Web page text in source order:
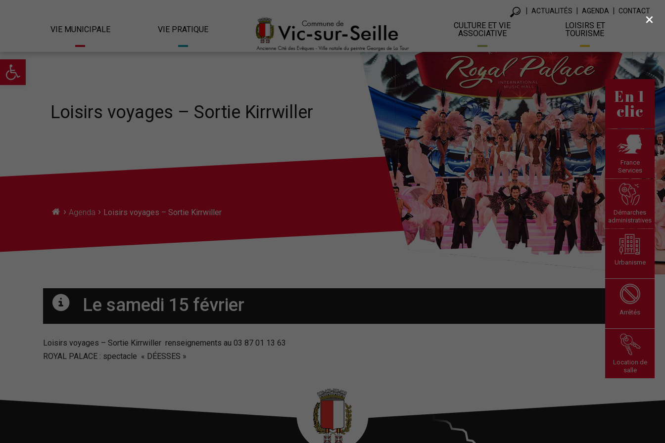
Ouvrir la barre d’outils
ACTUALITÉS AGENDA CONTACT
VIE MUNICIPALE VIE PRATIQUE
CULTURE ET VIE
ASSOCIATIVE
LOISIRS ET
TOURISME
En 1
clic
France
Services
Démarches
administratives
Urbanisme
Arrêtés
Location de
salle
Loisirs voyages – Sortie Kirrwiller
› Agenda › Loisirs voyages – Sortie Kirrwiller
Le samedi 15 février
Loisirs voyages – Sortie Kirrwiller renseignements au 03 87 01 13 63
ROYAL PALACE : spectacle « DÉESSES »
×